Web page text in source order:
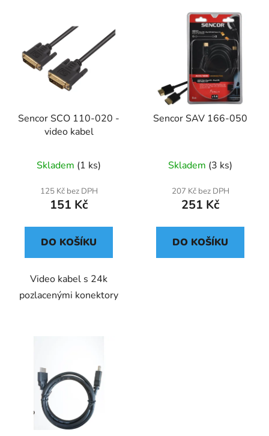
Sencor SCO 110-020 -
video kabel
Skladem (1 ks)
125 Kč bez DPH
151 Kč
DO KOŠÍKU
Video kabel s 24k
pozlacenými konektory
Sencor SAV 166-050
Skladem (3 ks)
207 Kč bez DPH
251 Kč
DO KOŠÍKU